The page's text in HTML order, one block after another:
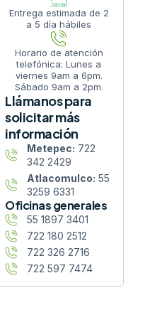
Entrega estimada de 2
a 5 día hábiles
Horario de atención
telefónica: Lunes a
viernes 9am a 6pm.
Sábado 9am a 2pm.
Llámanos para
solicitar más
información
Metepec: 722
342 2429
Atlacomulco: 55
3259 6331
Oficinas generales
55 1897 3401
722 180 2512
722 326 2716
722 597 7474